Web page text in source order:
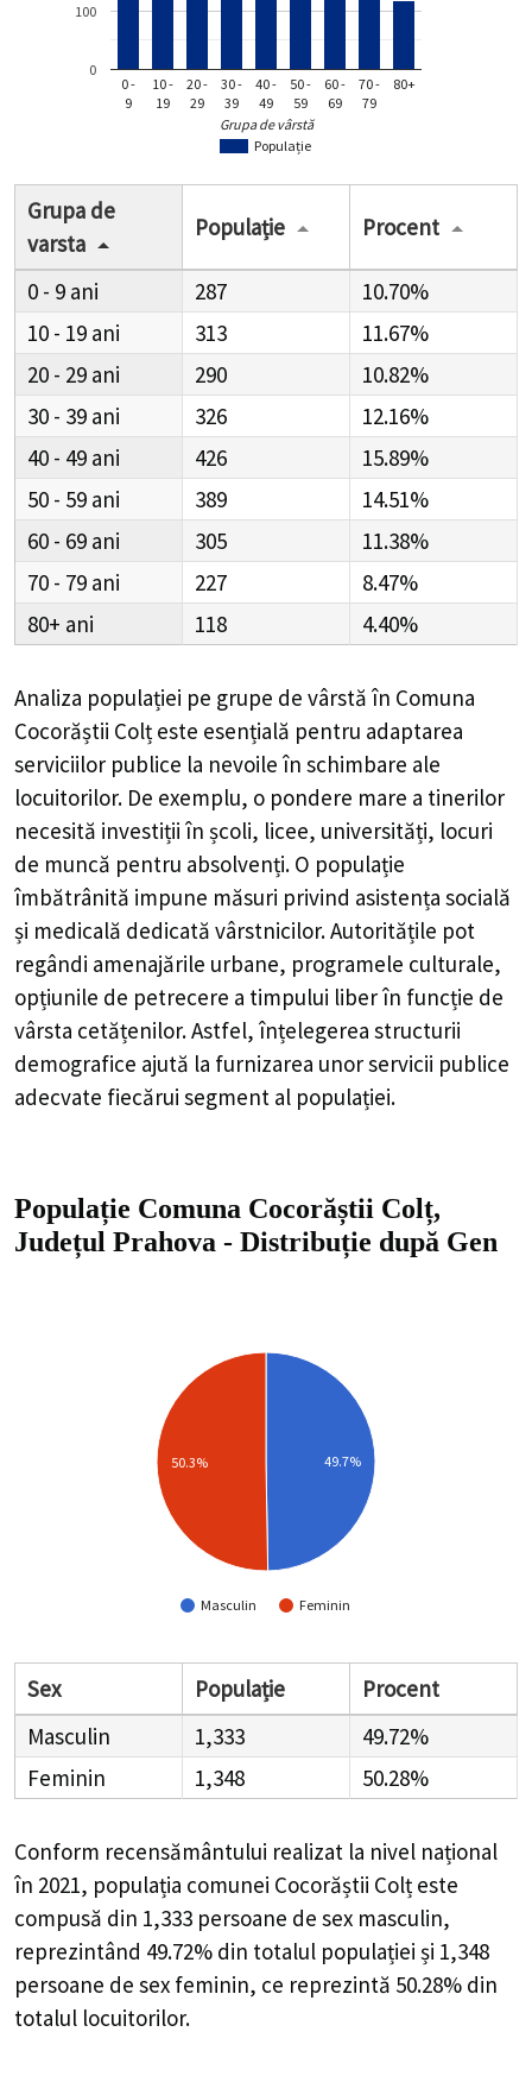
Populație
0 -
9
10 -
19
20 -
29
30 -
39
40 -
49
50 -
59
60 -
69
70 -
79
80+
0
100
Grupa de vârstă
Grupa de
varsta
Populație Procent
0 - 9 287
10.70%
10 - 19
313
11.67%
20 - 29
290
10.82%
30 - 39
326
12.16%
40 - 49
426
15.89%
50 - 59
389
14.51%
60 - 69
305
11.38%
70 - 79
227
8.47%
80+
118 4.40%
Analiza populației pe grupe de vârstă în Comuna
Cocorăștii Colț este esențială pentru adaptarea
serviciilor publice la nevoile în schimbare ale
locuitorilor. De exemplu, o pondere mare a tinerilor
necesită investiții în școli, licee, universități, locuri
de muncă pentru absolvenți. O populație
îmbătrânită impune măsuri privind asistența socială
și medicală dedicată vârstnicilor. Autoritățile pot
regândi amenajările urbane, programele culturale,
opțiunile de petrecere a timpului liber în funcție de
vârsta cetățenilor. Astfel, înțelegerea structurii
demografice ajută la furnizarea unor servicii publice
adecvate fiecărui segment al populației.
Populație Comuna Cocorăștii Colț,
Județul Prahova - Distribuție după Gen
Masculin Feminin
49.7%
50.3%
Sex Populație
Procent
Masculin
1,333
49.72%
Feminin
1,348 50.28%
Conform recensământului realizat la nivel național
în 2021, populația comunei Cocorăștii Colț este
compusă din 1,333 persoane de sex masculin,
reprezintând 49.72% din totalul populației și 1,348
persoane de sex feminin, ce reprezintă 50.28% din
totalul locuitorilor.